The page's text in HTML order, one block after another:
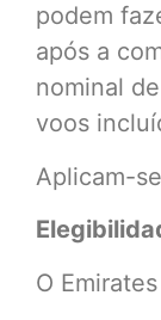
podem
após a
nominal
voos
Aplicam-
O